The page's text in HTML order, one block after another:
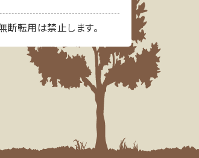
転用は禁止します。